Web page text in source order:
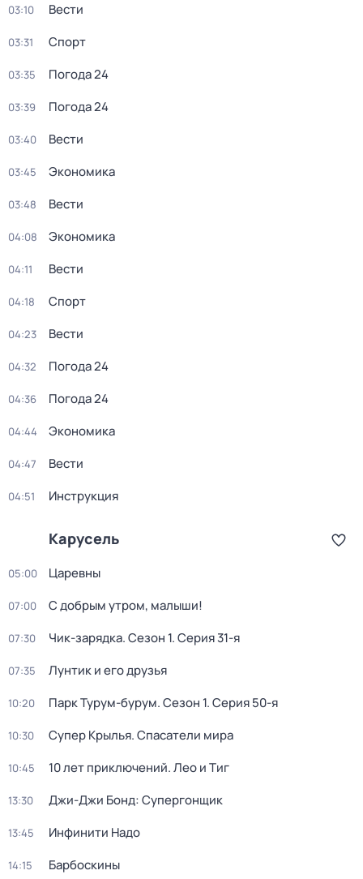
03:10 Вести
03:31 Спорт
03:35 Погода 24
03:39 Погода 24
03:40 Вести
03:45 Экономика
03:48 Вести
04:08 Экономика
04:11 Вести
04:18 Спорт
04:23 Вести
04:32 Погода 24
04:36 Погода 24
04:44 Экономика
04:47 Вести
04:51 Инструкция
Карусель
05:00 Царевны
07:00 С добрым утром, малыши!
07:30 Чик-зарядка. Сезон 1. Серия 31-я
07:35 Лунтик и его друзья
10:20 Парк Турум-бурум. Сезон 1. Серия 50-я
10:30 Супер Крылья. Спасатели мира
10:45 10 лет приключений. Лео и Тиг
13:30 Джи-Джи Бонд: Супергонщик
13:45 Инфинити Надо
14:15 Барбоскины